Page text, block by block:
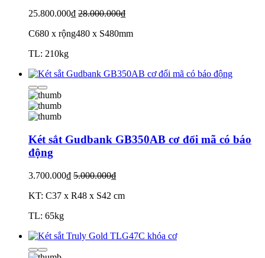
25.800.000₫ 28.000.000₫
C680 x rộng480 x S480mm
TL: 210kg
Két sắt Gudbank GB350AB cơ đổi mã có báo
động
3.700.000₫ 5.000.000₫
KT: C37 x R48 x S42 cm
TL: 65kg